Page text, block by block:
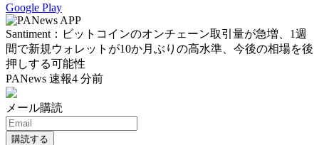
Google Play
Santiment：ビットコインのオンチェーン取引量が急増、1週
間で新規ウォレットが10か月ぶりの高水準、今後の相場を後
押しする可能性
PANews 速報4 分前
メール購読
購読する